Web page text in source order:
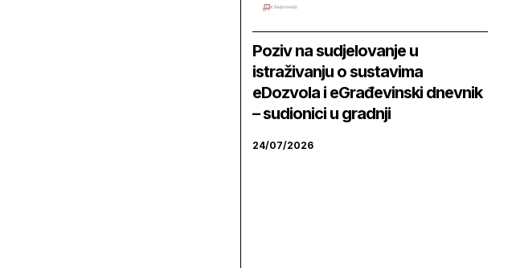
Poziv na sudjelovanje u
istraživanju o sustavima
eDozvola i eGrađevinski dnevnik
– sudionici u gradnji
24/07/2026